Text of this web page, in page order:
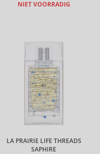
NIET VOORRADIG
LA PRAIRIE LIFE THREADS
SAPHIRE